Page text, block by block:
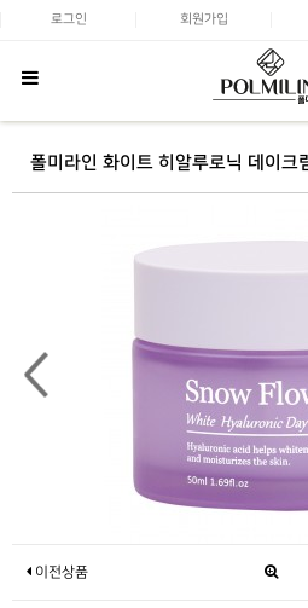
로그인 회원가입
폴미라인 화이트 히알루로닉 데이크
이전상품